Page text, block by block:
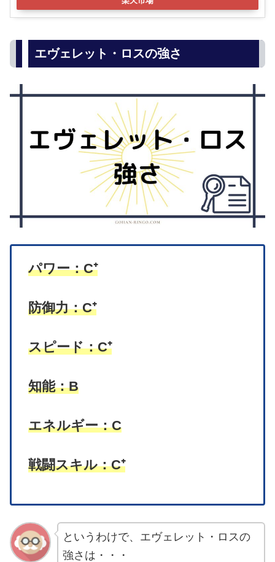
エヴェレット・ロスの強さ
パワー：C⁺
防御力：C⁺
スピード：C⁺
知能：B
エネルギー：C
戦闘スキル：C⁺
というわけで、エヴェレット・ロスの
強さは・・・